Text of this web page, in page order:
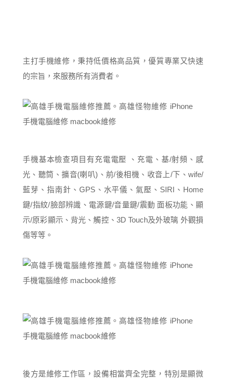
主打手機維修，秉持低價格高品質，優質專業又快速
的宗旨，來服務所有消費者。
手機基本檢查項目有充電電壓 、充電、基/射頻、感
光、聽筒、擴音(喇叭)、前/後相機、收音上/下、wife/
藍芽、指南針、GPS、水平儀、氣壓、SIRI、Home
鍵/指紋/臉部辨識、電源鍵/音量鍵/震動 面板功能、顯
示/原彩顯示、背光、觸控、3D Touch及外玻璃 外觀損
傷等等。
後方是維修工作區，設備相當齊全完整，特別是顯微